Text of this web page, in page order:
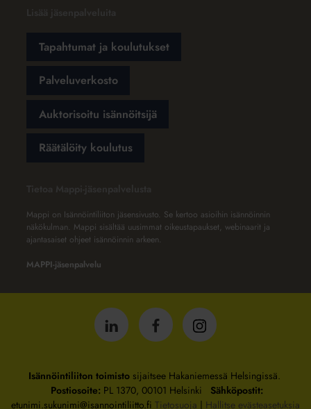
Tapahtumat ja koulutukset
Palveluverkosto
Auktorisoitu isännöitsijä
Räätälöity koulutus
Mappi on Isännöintiliiton jäsensivusto. Se kertoo asioihin isännöinnin
näkökulman. Mappi sisältää uusimmat oikeustapaukset, webinaarit ja
ajantasaiset ohjeet isännöinnin arkeen.
MAPPI-jäsenpalvelu
IsännöintiliittoIsännöintiliittoIsännöintiliitto
Isännöintiliiton toimistosijaitsee Hakaniemessä Helsingissä.
Postiosoite: PL 1370, 00101 Helsinki Sähköpostit:
etunimi.sukunimi@isannointiliitto.fi Tietosuoja | Hallitse evästeasetuksia